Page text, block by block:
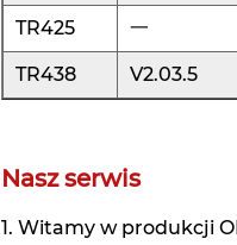
TR425 一
TR438 V2.03.5
Nasz serwis
1. Witamy w produkcji